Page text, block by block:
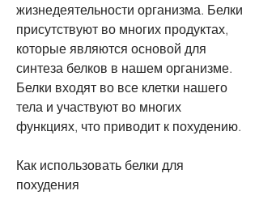
жизнедеятельности организма. Белки
присутствуют во многих продуктах,
которые являются основой для
синтеза белков в нашем организме.
Белки входят во все клетки нашего
тела и участвуют во многих
функциях, что приводит к похудению.
Как использовать белки для
похудения